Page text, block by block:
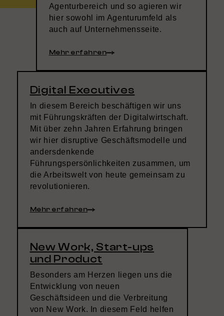
Agenturbereich und so agieren wir
hier sowohl im Agenturumfeld als
auch auf Unternehmensseite.
Mehr erfahren
Digital Executives
In diesem Bereich beschäftigen wir uns
mit Führungskräften der Digitalwirtschaft.
Mit über zehn Jahren Erfahrung bringen
wir hier disruptive Geschäftsmodelle und
andersdenkende
Führungspersönlichkeiten zusammen, um
die Arbeitswelt von heute gemeinsam zu
revolutionieren.
Mehr erfahren
New Work, Start-ups
und Product
Besonders am Herzen liegen uns die
Entwicklung von neuen
Geschäftsideen und die Verbreitung
von New Work. In diesem Feld helfen